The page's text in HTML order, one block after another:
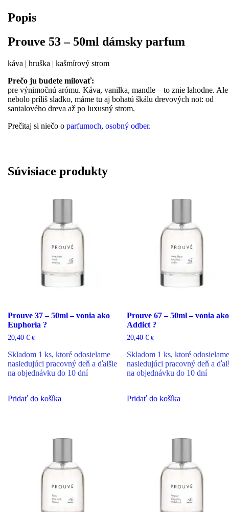
Opium
?
Popis
Prouve 53 – 50ml dámsky parfum
káva | hruška | kašmírový strom
Prečo ju budete milovať:
pre výnimočnú arómu. Káva, vanilka, mandle – to znie lahodne. Ale
nebolo príliš sladko, máme tu aj bohatú škálu drevových not: od
santalového dreva až po luxusný strom.
Prečitaj si niečo o parfumoch, osobný odber.
Súvisiace produkty
Prouve 37 – 50ml – vonia ako
Euphoria ?
20,40 € €
Skladom 1 ks, ktoré odosielame
nasledujúci pracovný deň a ďalšie
na objednávku do 10 dní
Pridať do košíka
Prouve 67 – 50ml – vonia ako
Addict ?
20,40 € €
Skladom 1 ks, ktoré odosielame
nasledujúci pracovný deň a
na objednávku do 10 dní
Pridať do košíka